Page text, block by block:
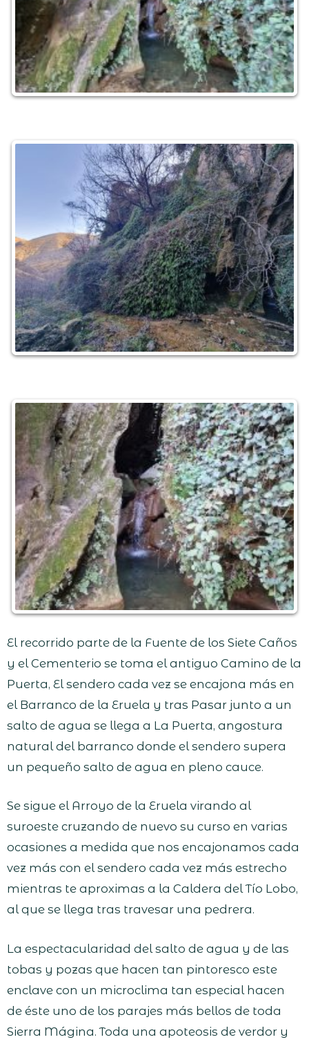
El recorrido parte de la Fuente de los Siete Caños
y el Cementerio se toma el antiguo Camino de la
Puerta, El sendero cada vez se encajona más en
el Barranco de la Eruela y tras Pasar junto a un
salto de agua se llega a La Puerta, angostura
natural del barranco donde el sendero supera
un pequeño salto de agua en pleno cauce.
Se sigue el Arroyo de la Eruela virando al
suroeste cruzando de nuevo su curso en varias
ocasiones a medida que nos encajonamos cada
vez más con el sendero cada vez más estrecho
mientras te aproximas a la Caldera del Tío Lobo,
al que se llega tras travesar una pedrera.
La espectacularidad del salto de agua y de las
tobas y pozas que hacen tan pintoresco este
enclave con un microclima tan especial hacen
de éste uno de los parajes más bellos de toda
Sierra Mágina. Toda una apoteosis de verdor y